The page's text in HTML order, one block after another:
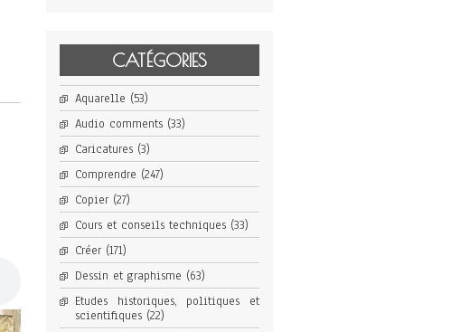
CATÉGORIES
Aquarelle (53)
Audio comments(33)
Caricatures(3)
Comprendre (247)
Copier(27)
Cours et conseils techniques(33)
Créer(171)
Dessin et graphisme (63)
Etudes historiques, politiques et
scientifiques(22)